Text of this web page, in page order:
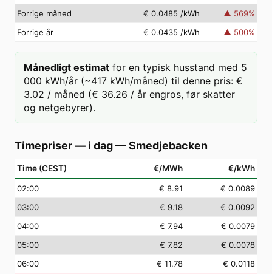
Forrige måned
€ 0.0485 /kWh ▲ 569%
Forrige år
€ 0.0435 /kWh ▲ 500%
Månedligt estimat for en typisk husstand med 5
000 kWh/år (~417 kWh/måned) til denne pris: €
3.02 / måned (€ 36.26 / år engros, før skatter
og netgebyrer).
Timepriser — i dag—Smedjebacken
Time (CEST) €/MWh €/kWh
02:00 € 8.91
€ 0.0089
03:00 € 9.18
€ 0.0092
04:00 € 7.94
€ 0.0079
05:00 € 7.82
€ 0.0078
06:00 € 11.78
€ 0.0118